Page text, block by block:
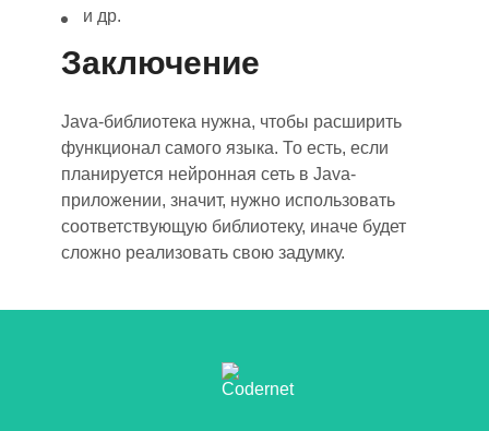
и др.
Заключение
Java-библиотека нужна, чтобы расширить
функционал самого языка. То есть, если
планируется нейронная сеть в Java-
приложении, значит, нужно использовать
соответствующую библиотеку, иначе будет
сложно реализовать свою задумку.